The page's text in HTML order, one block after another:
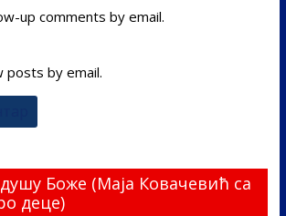
up comments by email.
posts by email.
Боже (Маја Ковачевић са
деце)